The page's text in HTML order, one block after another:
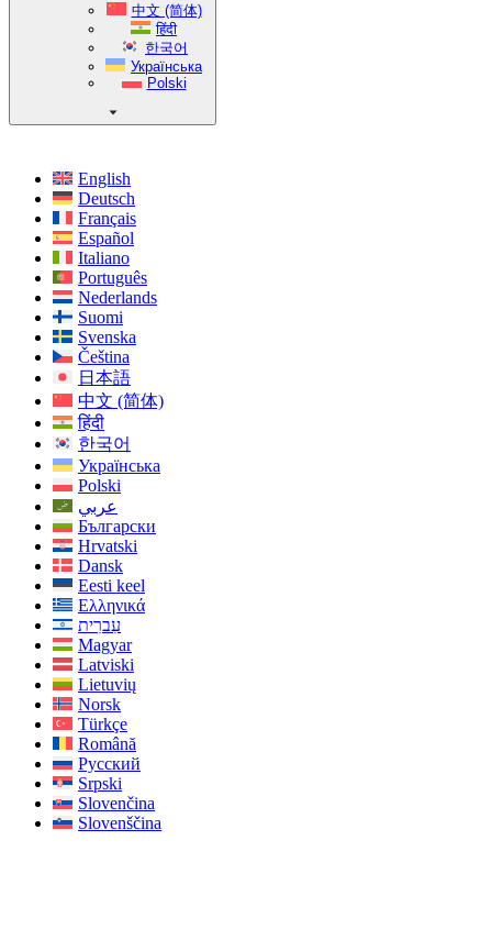
中文 (简体)
हिंदी
한국어
Українська
Polski
English
Deutsch
Français
Español
Italiano
Português
Nederlands
Suomi
Svenska
Čeština
日本語
中文 (简体)
हिंदी
한국어
Українська
Polski
عربي
Български
Hrvatski
Dansk
Eesti keel
Ελληνικά
עִברִית
Magyar
Latviski
Lietuvių
Norsk
Türkçe
Română
Русский
Srpski
Slovenčina
Slovenščina